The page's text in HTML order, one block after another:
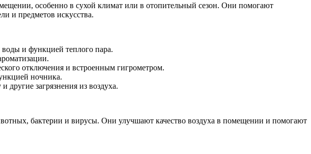
особенно в сухой климат или в отопительный сезон. Они помогают
и предметов искусства.
и функцией теплого пара.
отключения и встроенным гигрометром.
ночника.
загрязнения из воздуха.
бактерии и вирусы. Они улучшают качество воздуха в помещении и помогают